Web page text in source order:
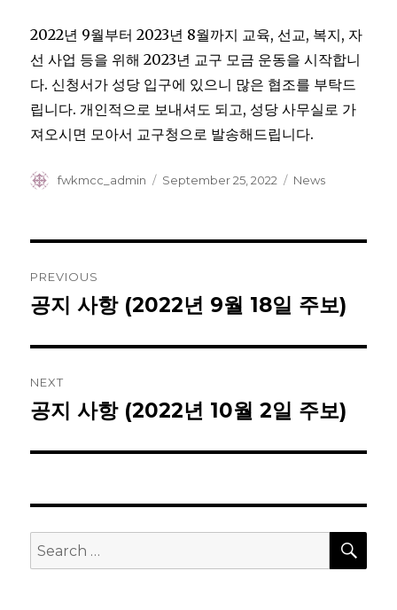
2022년 9월부터 2023년 8월까지 교육, 선교, 복지, 자
선 사업 등을 위해 2023년 교구 모금 운동을 시작합니
다. 신청서가 성당 입구에 있으니 많은 협조를 부탁드
립니다. 개인적으로 보내셔도 되고, 성당 사무실로 가
져오시면 모아서 교구청으로 발송해드립니다.
Author
fwkmcc_admin
Posted
September 25, 2022 Categories
News
navigation
PREVIOUS
Previous
공지 사항 (2022년 9월 18일 주보)
NEXT
Next
공지 사항 (2022년 10월 2일 주보)
Search
for: